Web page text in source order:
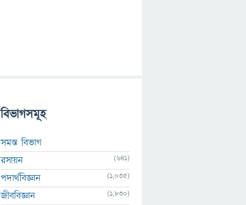
বিভাগসমূহ
সমস্ত বিভাগ
রসায়ন
(641)
পদার্থবিজ্ঞান (1,035)
জীববিজ্ঞান (1,830)